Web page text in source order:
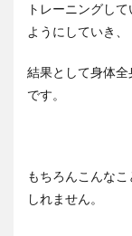
トレーニングし
ようにしていき、
結果として身体
です。
もちろんこんな
しれません。